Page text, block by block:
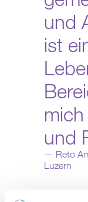
und
ist
und
Reto
Luzern